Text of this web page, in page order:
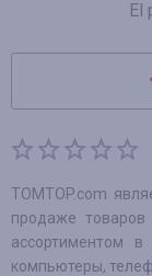
El
TOMTOP.com
продаже
ассортиментом
компьютеры,